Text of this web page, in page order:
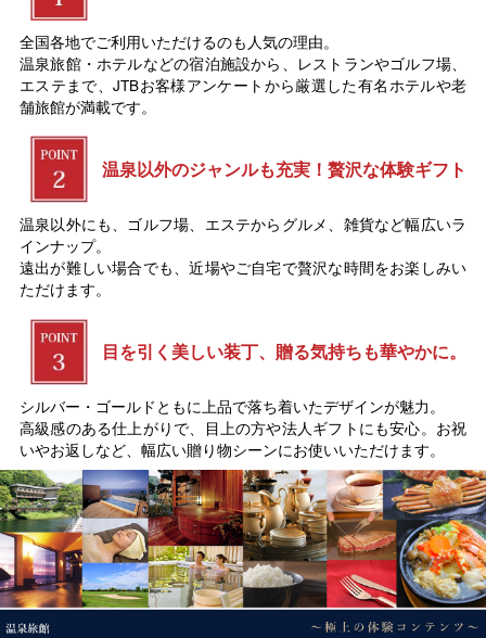
全国各地でご利用いただけるのも人気の理由。
温泉旅館・ホテルなどの宿泊施設から、レストランやゴルフ場、
エステまで、JTBお客様アンケートから厳選した有名ホテルや老
舗旅館が満載です。
温泉以外のジャンルも充実！贅沢な体験ギフト
温泉以外にも、ゴルフ場、エステからグルメ、雑貨など幅広いラ
インナップ。
遠出が難しい場合でも、近場やご自宅で贅沢な時間をお楽しみい
ただけます。
目を引く美しい装丁、贈る気持ちも華やかに。
シルバー・ゴールドともに上品で落ち着いたデザインが魅力。
高級感のある仕上がりで、目上の方や法人ギフトにも安心。お祝
いやお返しなど、幅広い贈り物シーンにお使いいただけます。